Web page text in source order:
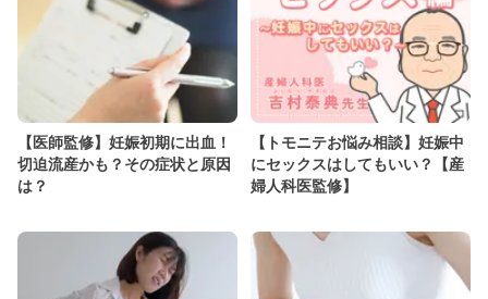
【医師監修】妊娠初期に出血！
切迫流産かも？その症状と原因
は？
【トモニテお悩み相談】妊娠中
にセックスはしてもいい？【産
婦人科医監修】